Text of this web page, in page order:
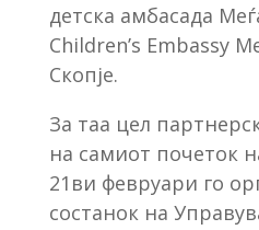
детска амбасада
Children’s Embassy
Скопје.
За таа цел
на самиот почеток
21ви февруари го
состанок на